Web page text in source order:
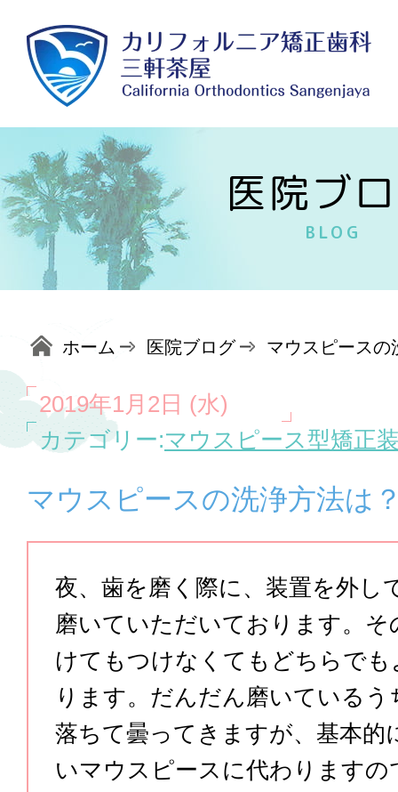
医院ブ
BLOG
ホーム 医院ブログ マウスピースの
2019年1月2日 (水)
カテゴリー:マウスピース型矯正
マウスピースの洗浄方法は
夜、歯を磨く際に、装置を外し
磨いていただいております。そ
けてもつけなくてもどちらで
ります。だんだん磨いている
落ちて曇ってきますが、基本的
いマウスピースに代わります